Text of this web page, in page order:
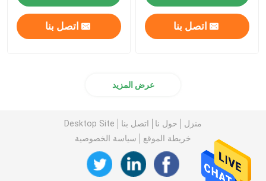
اتصل بنا اتصل بنا
عرض المزيد
منزل حول نا اتصل بنا
Desktop Site
خريطة الموقع
سياسة الخصوصية